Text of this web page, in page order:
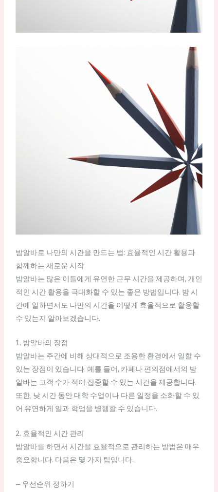
밤알바로 나만의 시간을 만드는 법: 효율적인 시간 활용과
함께하는 새로운 시작
밤알바는 많은 이들에게 유연한 근무 시간을 제공하며, 개인
적인 시간 활용을 극대화할 수 있는 좋은 방법입니다. 밤 시
간에 일하면서도 나만의 시간을 어떻게 효율적으로 활용할
수 있는지 알아보겠습니다.
1. 밤알바의 장점
밤알바는 주간에 비해 상대적으로 조용한 환경에서 일할 수
있는 장점이 있습니다. 예를 들어, 카페나 편의점에서의 밤
알바는 고객 수가 적어 집중할 수 있는 시간을 제공합니다.
또한, 낮 시간 동안 대학 수업이나 다른 일정을 소화할 수 있
어 유연하게 일과 학업을 병행할 수 있습니다.
2. 효율적인 시간 관리
밤알바를 하면서 시간을 효율적으로 관리하는 방법은 매우
중요합니다. 다음은 몇 가지 팁입니다.
– 우선순위 정하기